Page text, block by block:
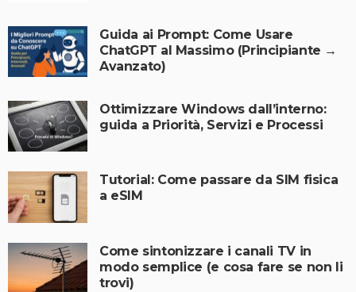
Guida ai Prompt: Come Usare
ChatGPT al Massimo (Principiante →
Avanzato)
Ottimizzare Windows dall’interno:
guida a Priorità, Servizi e Processi
Tutorial: Come passare da SIM fisica
a eSIM
Come sintonizzare i canali TV in
modo semplice (e cosa fare se non li
trovi)